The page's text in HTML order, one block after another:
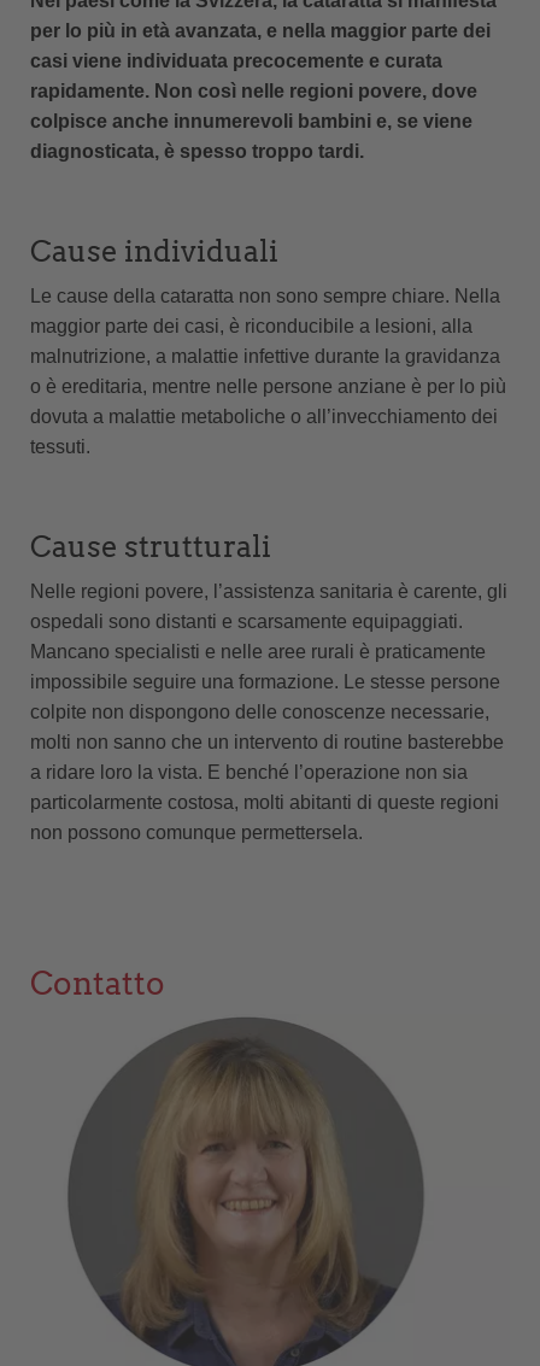
per lo più in età avanzata, e nella maggior parte dei
casi viene individuata precocemente e curata
rapidamente. Non così nelle regioni povere, dove
colpisce anche innumerevoli bambini e, se viene
diagnosticata, è spesso troppo tardi.
Cause individuali
Le cause della cataratta non sono sempre chiare. Nella
maggior parte dei casi, è riconducibile a lesioni, alla
malnutrizione, a malattie infettive durante la gravidanza
o è ereditaria, mentre nelle persone anziane è per lo più
dovuta a malattie metaboliche o all’invecchiamento dei
tessuti.
Cause strutturali
Nelle regioni povere, l’assistenza sanitaria è carente, gli
ospedali sono distanti e scarsamente equipaggiati.
Mancano specialisti e nelle aree rurali è praticamente
impossibile seguire una formazione. Le stesse persone
colpite non dispongono delle conoscenze necessarie,
molti non sanno che un intervento di routine basterebbe
a ridare loro la vista. E benché l’operazione non sia
particolarmente costosa, molti abitanti di queste regioni
non possono comunque permettersela.
Contatto